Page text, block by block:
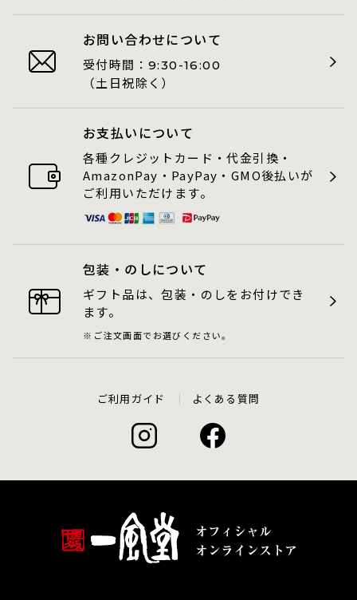
お問い合わせについて
受付時間： 9:30-16:00
（土日祝除く）
お支払いについて
各種クレジットカード・代金引換・
AmazonPay・PayPay・GMO後払いが
ご利用いただけます。
包装・のしについて
ギフト品は、包装・のしをお付けでき
ます。
ご注文画面でお選びください。
ご利用ガイド よくある質問